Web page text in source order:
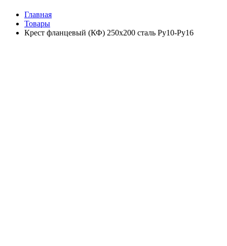
Главная
Товары
Крест фланцевый (КФ) 250х200 сталь Ру10-Ру16